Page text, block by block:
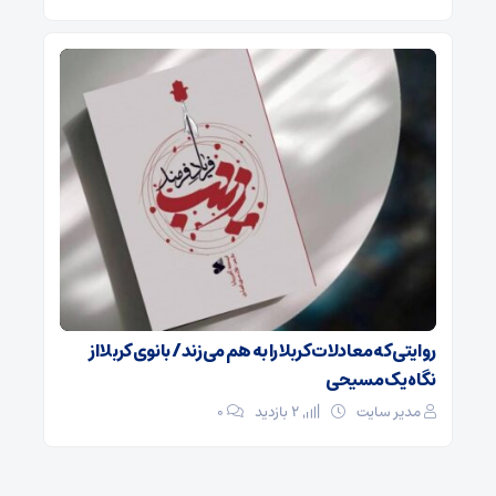
روایتی که معادلات کربلا را به هم می‌زند/ بانوی کربلا از
نگاه یک مسیحی
مدیر سایت ۰